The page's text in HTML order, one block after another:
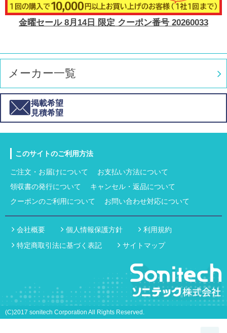
金曜セール 8月14日 限定 クーポン番号 20260033
メーカー一覧
掲載希望
見積希望
このサイトのご利用方法
ご注文・お届けについて
お支払い方法について
領収書の発行について
キャンセル・返品について
クーポンのご利用について
お問い合わせ対応について
会社概要 個人情報保護方針
利用規約
特定商取引法に基づく表記
サイトマップ
(C)2017 sonitech Corporation All Rights Reserved.